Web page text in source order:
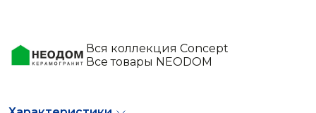
Вся коллекция Concept
Все товары NEODOM